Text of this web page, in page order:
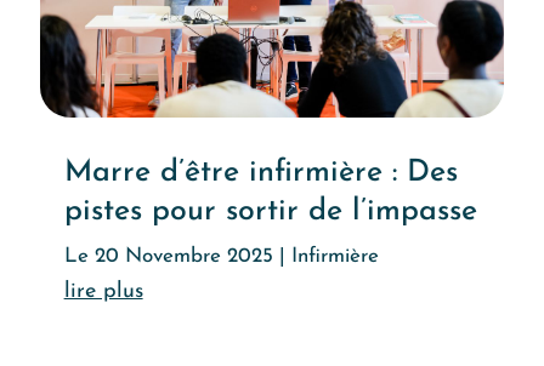
Marre d’être infirmière : Des
pistes pour sortir de l’impasse
Le 20 Novembre 2025 Infirmière
Lire l'article